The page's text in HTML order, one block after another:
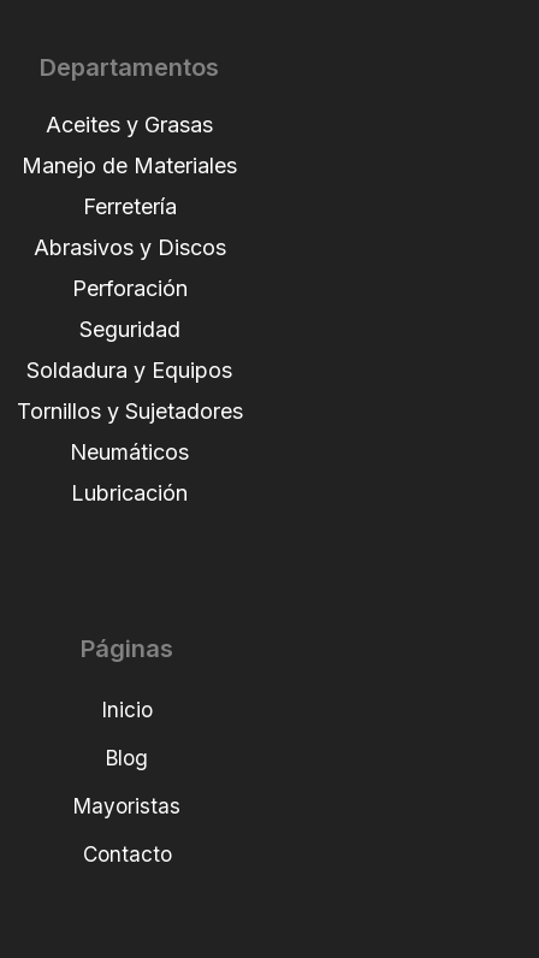
Departamentos
Aceites y Grasas
Manejo de Materiales
Ferretería
Abrasivos y Discos
Perforación
Seguridad
Soldadura y Equipos
Tornillos y Sujetadores
Neumáticos
Lubricación
Páginas
Inicio
Blog
Mayoristas
Contacto